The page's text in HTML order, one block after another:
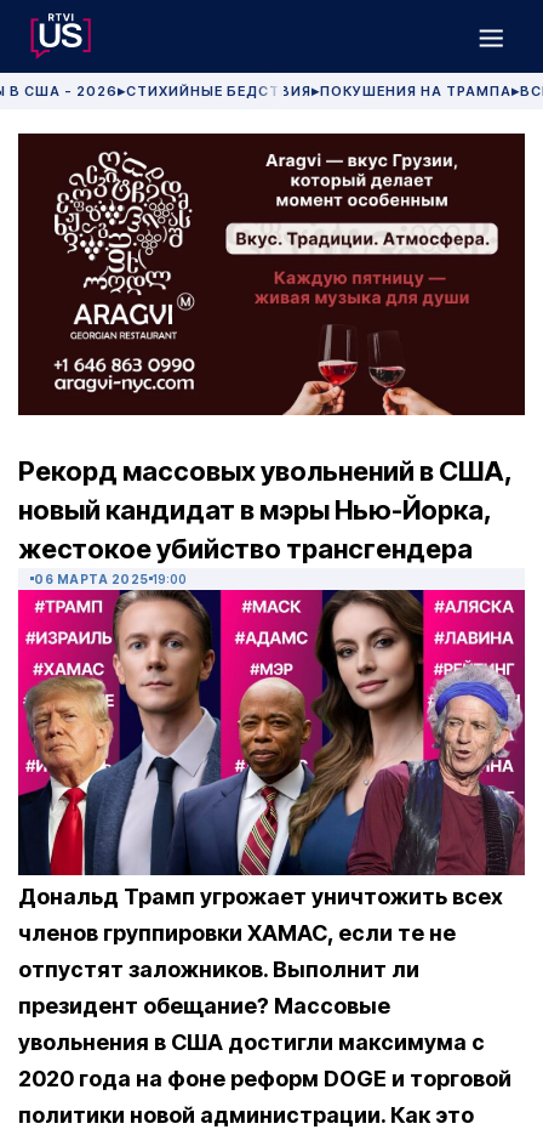
В США - 2026 ▶СТИХИЙНЫЕ БЕДСТВИЯ▶ПОКУШЕНИЯ НА ТРАМПА▶
Рекорд массовых увольнений в США,
новый кандидат в мэры Нью-Йорка,
жестокое убийство трансгендера
06 МАРТА 2025 19:00
Дональд Трамп угрожает уничтожить всех
членов группировки ХАМАС, если те не
отпустят заложников. Выполнит ли
президент обещание? Массовые
увольнения в США достигли максимума с
2020 года на фоне реформ DOGE и торговой
политики новой администрации. Как это